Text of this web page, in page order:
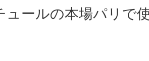
ュールの本場パリで